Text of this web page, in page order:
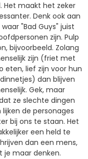
Het maakt het zeker
Denk ook aan
"Bad Guys" juist
zijn. Pulp
bijvoorbeeld. Zolang
zijn (friet met
eten, lief zijn voor hun
dan blijven
Gek, maar
ze slechte dingen
lijken de personages
bij ons te staan. Het
een held te
dan een mens,
je maar denken.